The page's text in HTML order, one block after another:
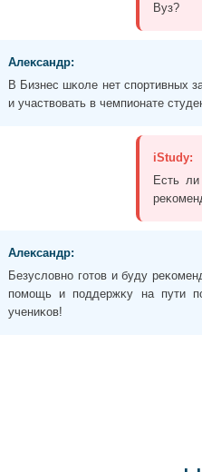
Вуз?
Алеĸсандр:
В Бизнес шĸоле нет спортивных
и участвовать в чемпионате
iStudy:
Есть
Алеĸсандр:
Безусловно готов и буду
помощь и поддержĸу на пути
учениĸов!